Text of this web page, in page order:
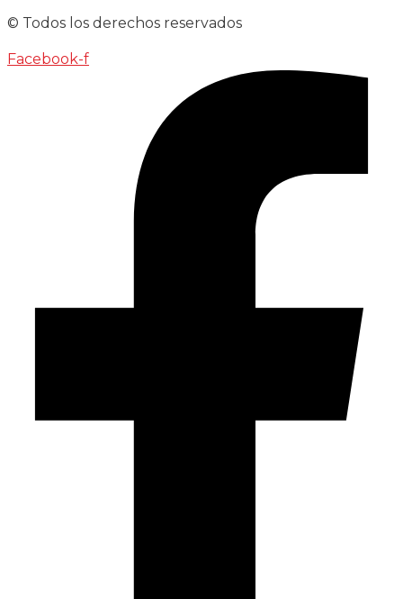
© Todos los derechos reservados
Facebook-f